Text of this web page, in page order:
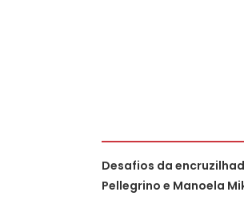
Desafios da
Pellegrino e Manoela